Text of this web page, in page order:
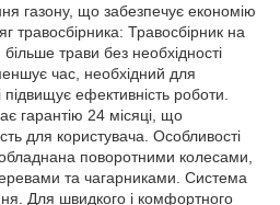
газону, що забезпечує економію
травосбірника: Травосбірник на
трави без необхідності
час, необхідний для
ефективність роботи.
гарантію 24 місяці, що
для користувача. Особливості
поворотними колесами,
та чагарниками. Система
Для швидкого і комфортного